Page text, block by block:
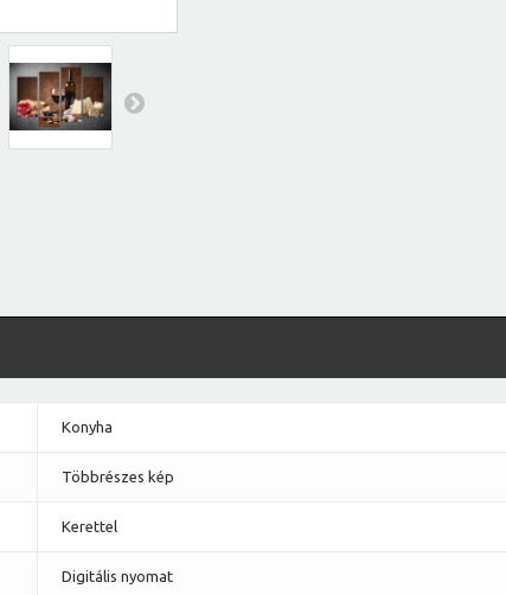
Konyha
Többrészes kép
Kerettel
Digitális nyomat